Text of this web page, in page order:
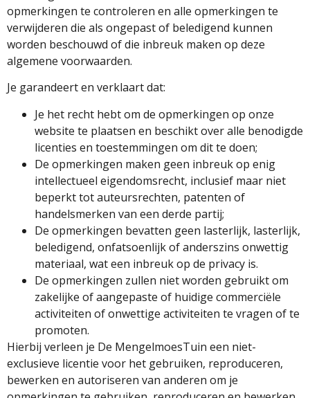
opmerkingen te controleren en alle opmerkingen te
verwijderen die als ongepast of beledigend kunnen
worden beschouwd of die inbreuk maken op deze
algemene voorwaarden.
Je garandeert en verklaart dat:
Je het recht hebt om de opmerkingen op onze
website te plaatsen en beschikt over alle benodigde
licenties en toestemmingen om dit te doen;
De opmerkingen maken geen inbreuk op enig
intellectueel eigendomsrecht, inclusief maar niet
beperkt tot auteursrechten, patenten of
handelsmerken van een derde partij;
De opmerkingen bevatten geen lasterlijk, lasterlijk,
beledigend, onfatsoenlijk of anderszins onwettig
materiaal, wat een inbreuk op de privacy is.
De opmerkingen zullen niet worden gebruikt om
zakelijke of aangepaste of huidige commerciële
activiteiten of onwettige activiteiten te vragen of te
promoten.
Hierbij verleen je De MengelmoesTuin een niet-
exclusieve licentie voor het gebruiken, reproduceren,
bewerken en autoriseren van anderen om je